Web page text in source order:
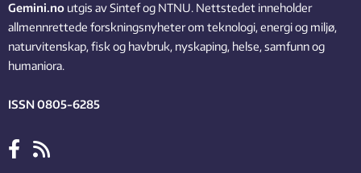
Gemini.no utgis av Sintef og NTNU. Nettstedet inneholder
allmennrettede forskningsnyheter om teknologi, energi og miljø,
naturvitenskap, fisk og havbruk, nyskaping, helse, samfunn og
humaniora.
ISSN 0805-6285